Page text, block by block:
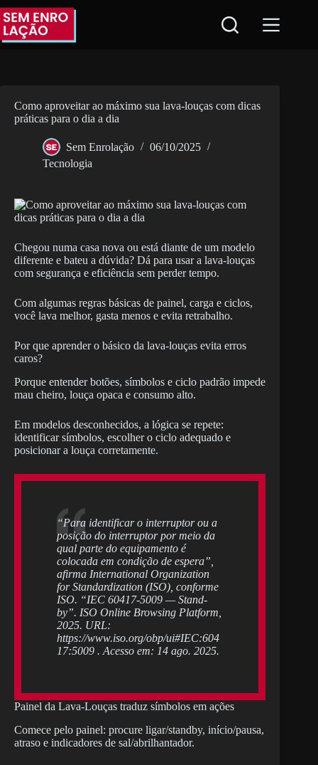
Pular
para
conteúdo
Como aproveitar ao máximo sua lava-louças com dicas
práticas para o dia a dia
Sem Enrolação
06/10/2025
Tecnologia
Chegou numa casa nova ou está diante de um modelo
diferente e bateu a dúvida? Dá para usar a lava-louças
com segurança e eficiência sem perder tempo.
Com algumas regras básicas de painel, carga e ciclos,
você lava melhor, gasta menos e evita retrabalho.
Por que aprender o básico da lava-louças evita erros
caros?
Porque entender botões, símbolos e ciclo padrão impede
mau cheiro, louça opaca e consumo alto.
Em modelos desconhecidos, a lógica se repete:
identificar símbolos, escolher o ciclo adequado e
posicionar a louça corretamente.
“Para identificar o interruptor ou a
posição do interruptor por meio da
qual parte do equipamento é
colocada em condição de espera”,
afirma International Organization
for Standardization (ISO), conforme
ISO. “IEC 60417-5009 — Stand-
by”. ISO Online Browsing Platform,
2025. URL:
https://www.iso.org/obp/ui#IEC:604
17:5009 . Acesso em: 14 ago. 2025.
Painel da Lava-Louças traduz símbolos em ações
Comece pelo painel: procure ligar/standby, início/pausa,
atraso e indicadores de sal/abrilhantador.